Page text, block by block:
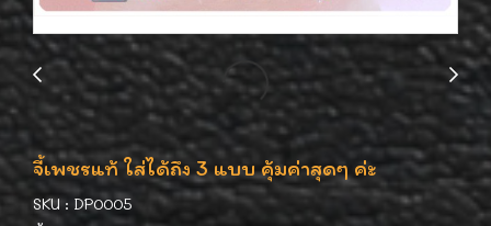
จี้เพชรแท้ ใส่ได้ถึง 3 แบบ คุ้มค่าสุดๆ ค่ะ
SKU : DP0005